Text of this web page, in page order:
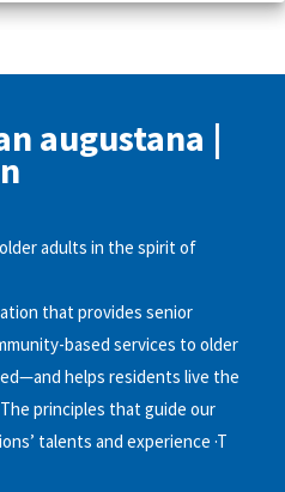
augustana |
adults in the spirit of
that provides senior
based services to older
helps residents live the
principles that guide our
talents and experience ·T